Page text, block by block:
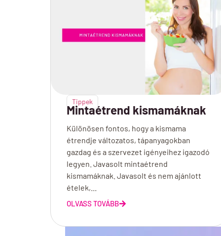
Tippek
Mintaétrend kismamáknak
Különösen fontos, hogy a kismama
étrendje változatos, tápanyagokban
gazdag és a szervezet igényeihez igazodó
legyen. Javasolt mintaétrend
kismamáknak. Javasolt és nem ajánlott
ételek,...
OLVASS TOVÁBB